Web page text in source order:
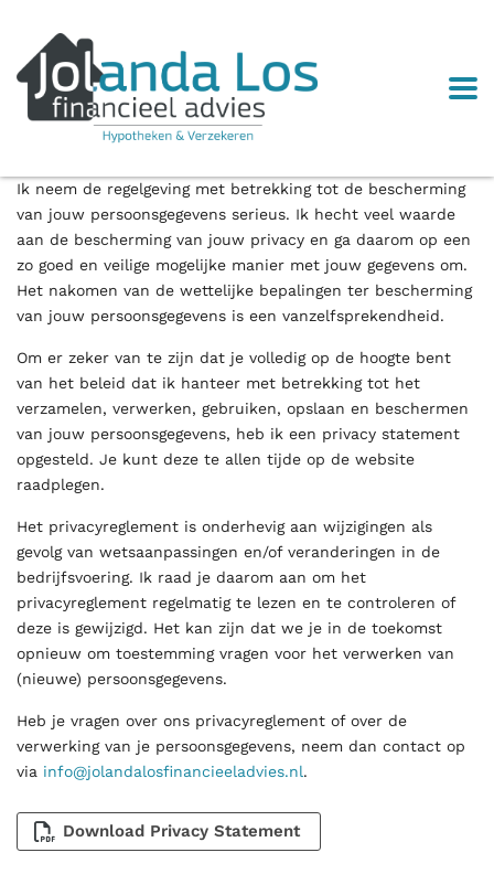
Ik neem de regelgeving met betrekking tot de bescherming
van jouw persoonsgegevens serieus. Ik hecht veel waarde
aan de bescherming van jouw privacy en ga daarom op een
zo goed en veilige mogelijke manier met jouw gegevens om.
Het nakomen van de wettelijke bepalingen ter bescherming
van jouw persoonsgegevens is een vanzelfsprekendheid.
Om er zeker van te zijn dat je volledig op de hoogte bent
van het beleid dat ik hanteer met betrekking tot het
verzamelen, verwerken, gebruiken, opslaan en beschermen
van jouw persoonsgegevens, heb ik een privacy statement
opgesteld. Je kunt deze te allen tijde op de website
raadplegen.
Het privacyreglement is onderhevig aan wijzigingen als
gevolg van wetsaanpassingen en/of veranderingen in de
bedrijfsvoering. Ik raad je daarom aan om het
privacyreglement regelmatig te lezen en te controleren of
deze is gewijzigd. Het kan zijn dat we je in de toekomst
opnieuw om toestemming vragen voor het verwerken van
(nieuwe) persoonsgegevens.
Heb je vragen over ons privacyreglement of over de
verwerking van je persoonsgegevens, neem dan contact op
via info@jolandalosfinancieeladvies.nl.
Download Privacy Statement